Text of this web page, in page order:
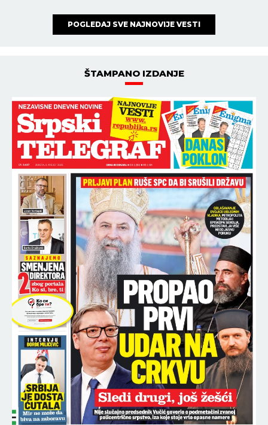
POGLEDAJ SVE NAJNOVIJE VESTI
ŠTAMPANO IZDANJE